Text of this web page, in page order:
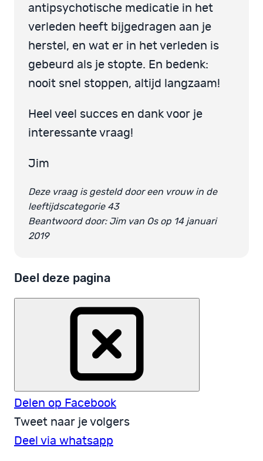
antipsychotische medicatie in het
verleden heeft bijgedragen aan je
herstel, en wat er in het verleden is
gebeurd als je stopte. En bedenk:
nooit snel stoppen, altijd langzaam!
Heel veel succes en dank voor je
interessante vraag!
Jim
Deze vraag is gesteld door een vrouw in de
leeftijdscategorie 43
Beantwoord door: Jim van Os op 14 januari
2019
Deel deze pagina
Delen op Facebook
Tweet naar je volgers
Deel via whatsapp